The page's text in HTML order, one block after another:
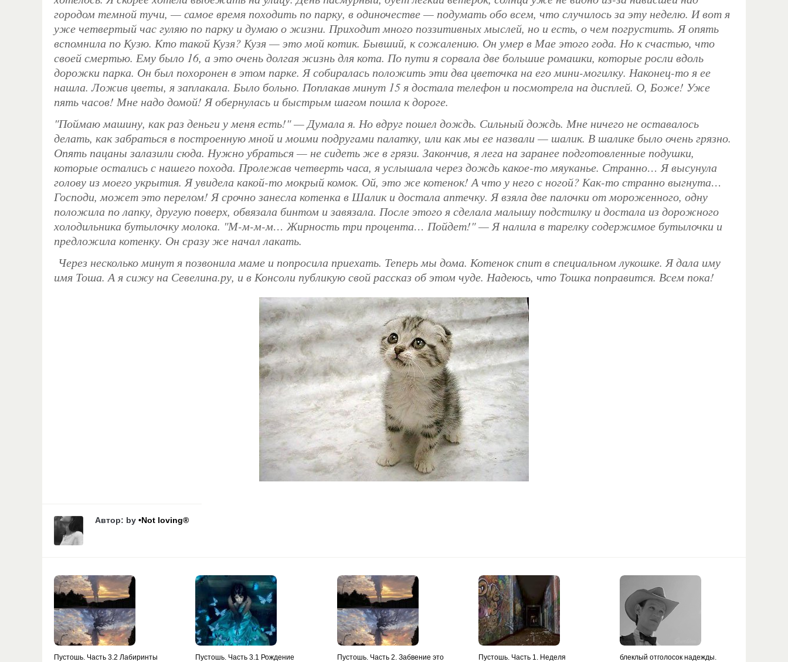
городом темной тучи, — самое время походить по парку, в одиночестве — подумать обо всем, что случилось за эту неделю. И вот я
уже четвертый час гуляю по парку и думаю о жизни. Приходит много поззитивных мыслей, но и есть, о чем погрустить. Я опять
вспомнила по Кузю. Кто такой Кузя? Кузя — это мой котик. Бывший, к сожалению. Он умер в Мае этого года. Но к счастью, что
своей смертью. Ему было 16, а это очень долгая жизнь для кота. По пути я сорвала две большие ромашки, которые росли вдоль
дорожки парка. Он был похоронен в этом парке. Я собиралась положить эти два цветочка на его мини-могилку. Наконец-то я ее
нашла. Ложив цветы, я заплакала. Было больно. Поплакав минут 15 я достала телефон и посмотрела на дисплей. О, Боже! Уже
пять часов! Мне надо домой! Я обернулась и быстрым шагом пошла к дороге.
"Поймаю машину, как раз деньги у меня есть!" — Думала я. Но вдруг пошел дождь. Сильный дождь. Мне ничего не оставалось
делать, как забраться в построенную мной и моими подругами палатку, или как мы ее назвали — шалик. В шалике было очень грязно.
Опять пацаны залазили сюда. Нужно убраться — не сидеть же в грязи. Закончив, я лега на заранее подготовленные подушки,
которые остались с нашего похода. Пролежав четверть часа, я услышала через дождь какое-то мяуканье. Странно… Я высунула
голову из моего укрытия. Я увидела какой-то мокрый комок. Ой, это же котенок! А что у него с ногой? Как-то странно выгнута…
Господи, может это перелом! Я срочно занесла котенка в Шалик и достала аптечку. Я взяла две палочки от мороженного, одну
положила по лапку, другую поверх, обвязала бинтом и завязала. После этого я сделала малышу подстилку и достала из дорожного
холодильника бутылочку молока. "М-м-м-м… Жирность три процента… Пойдет!" — Я налила в тарелку содержимое бутылочки и
предложила котенку. Он сразу же начал лакать.
Через несколько минут я позвонила маме и попросила приехать. Теперь мы дома. Котенок спит в специальном лукошке. Я дала иму
имя Тоша. А я сижу на Севелина.ру, и в Консоли публикую свой рассказ об этом чуде. Надеюсь, что Тошка поправится. Всем пока!
Автор: by •Not loving®
Пустошь. Часть 3.2 Лабиринты
Пустошь. Часть 3.1 Рождение
Пустошь. Часть 2. Забвение это
Пустошь. Часть 1. Неделя
блеклый отголосок надежды.